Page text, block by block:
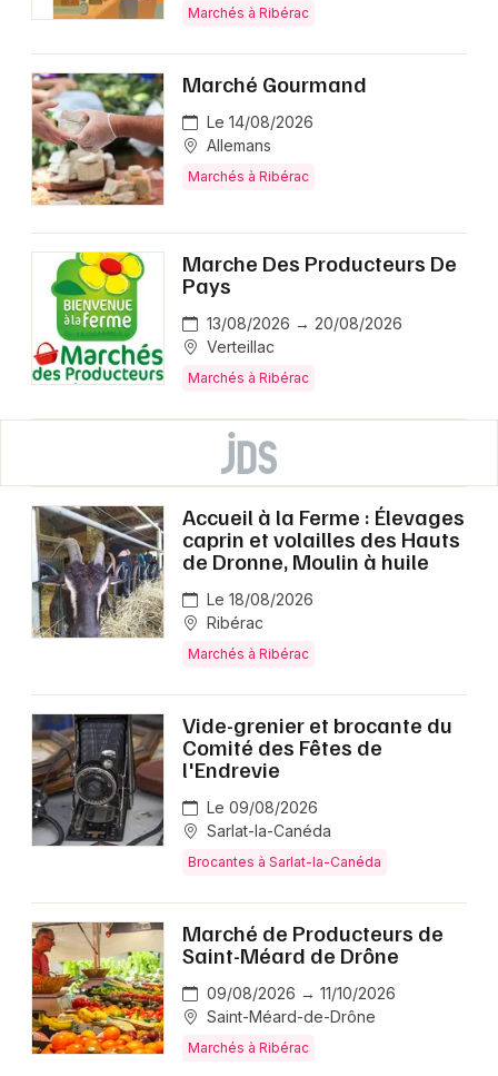
Marchés à Ribérac
Marché Gourmand
Le 14/08/2026
Allemans
Marchés à Ribérac
Marche Des Producteurs De
Pays
13/08/2026 → 20/08/2026
Verteillac
Marchés à Ribérac
Accueil à la Ferme : Élevages
caprin et volailles des Hauts
de Dronne, Moulin à huile
Le 18/08/2026
Ribérac
Marchés à Ribérac
Vide-grenier et brocante du
Comité des Fêtes de
l'Endrevie
Le 09/08/2026
Sarlat-la-Canéda
Brocantes à Sarlat-la-Canéda
Marché de Producteurs de
Saint-Méard de Drône
09/08/2026 → 11/10/2026
Saint-Méard-de-Drône
Marchés à Ribérac